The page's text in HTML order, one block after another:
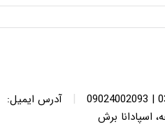
| آدرس ایمیل:
اسپادانا برش